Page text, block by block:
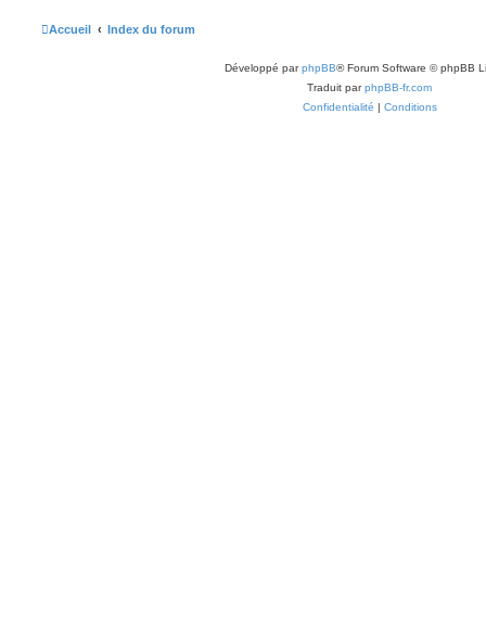
Accueil Index du forum
Développé parphpBB® Forum Software © phpBB
Traduit parphpBB-fr.com
Confidentialité | Conditions